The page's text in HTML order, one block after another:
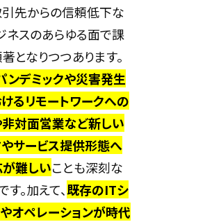
先からの信頼低下な
ネスのあらゆる面で課
となりつつあります。
ンデミックや災害発生
るリモートワークへの
対面営業など新しい
サービス提供形態へ
難しいことも深刻な
す。加えて、既存のITシ
オペレーションが時代